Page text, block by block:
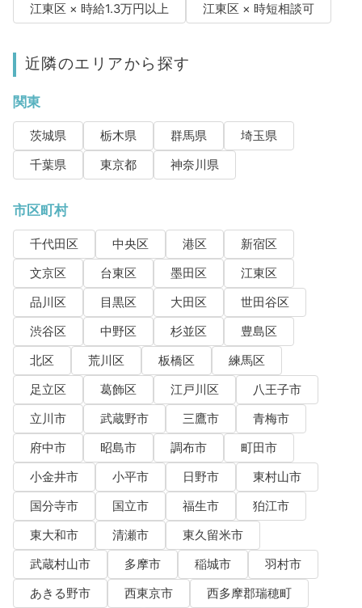
江東区 × 時給1.3万円以上
江東区 × 時短相談可
近隣のエリアから探す
関東
茨城県 栃木県 群馬県
埼玉県
千葉県
東京都 神奈川県
市区町村
千代田区 中央区 港区
新宿区
文京区
台東区 墨田区
江東区
品川区
目黒区 大田区
世田谷区
渋谷区
中野区 杉並区
豊島区
北区
荒川区 板橋区
練馬区
足立区
葛飾区 江戸川区
八王子市
立川市
武蔵野市 三鷹市
青梅市
府中市
昭島市 調布市
町田市
小金井市
小平市 日野市
東村山市
国分寺市
国立市 福生市
狛江市
東大和市
清瀬市
東久留米市
武蔵村山市
多摩市 稲城市
羽村市
あきる野市
西東京市
西多摩郡瑞穂町